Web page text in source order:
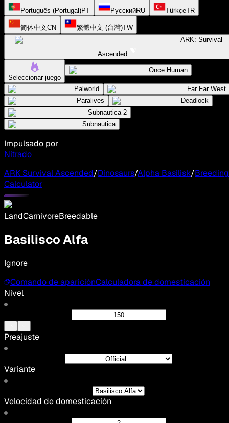
Português (Portugal)PT РусскийRU TürkçeTR
简体中文CN 繁體中文 (台灣)TW
ARK: Survival
Ascended
Seleccionar juego
Once Human
Palworld
Far Far West
Paralives
Deadlock
Subnautica 2
Subnautica
Impulsado por
Nitrado
ARK Survival Ascended/Dinosaurs/Alpha Basilisk/Breeding
Calculator
LandCarnivoreBreedable
Basilisco Alfa
Ignore
Comando de apariciónCalculadora de domesticación
Nivel
Preajuste
Variante
Velocidad de domesticación